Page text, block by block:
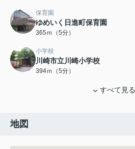
保育園
ゆめいく日進町保育園
365ｍ（5分）
小学校
川崎市立川崎小学校
394ｍ（5分）
すべて見る
地図